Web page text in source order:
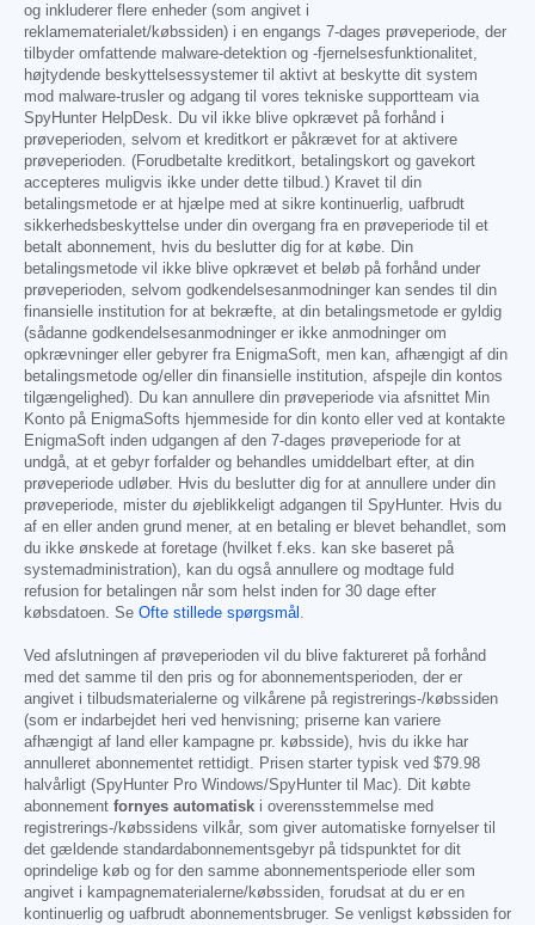
og inkluderer flere enheder (som angivet i
reklamematerialet/købssiden) i en engangs 7-dages prøveperiode, der
tilbyder omfattende malware-detektion og -fjernelsesfunktionalitet,
højtydende beskyttelsessystemer til aktivt at beskytte dit system
mod malware-trusler og adgang til vores tekniske supportteam via
SpyHunter HelpDesk. Du vil ikke blive opkrævet på forhånd i
prøveperioden, selvom et kreditkort er påkrævet for at aktivere
prøveperioden. (Forudbetalte kreditkort, betalingskort og gavekort
accepteres muligvis ikke under dette tilbud.) Kravet til din
betalingsmetode er at hjælpe med at sikre kontinuerlig, uafbrudt
sikkerhedsbeskyttelse under din overgang fra en prøveperiode til et
betalt abonnement, hvis du beslutter dig for at købe. Din
betalingsmetode vil ikke blive opkrævet et beløb på forhånd under
prøveperioden, selvom godkendelsesanmodninger kan sendes til din
finansielle institution for at bekræfte, at din betalingsmetode er gyldig
(sådanne godkendelsesanmodninger er ikke anmodninger om
opkrævninger eller gebyrer fra EnigmaSoft, men kan, afhængigt af din
betalingsmetode og/eller din finansielle institution, afspejle din kontos
tilgængelighed). Du kan annullere din prøveperiode via afsnittet Min
Konto på EnigmaSofts hjemmeside for din konto eller ved at kontakte
EnigmaSoft inden udgangen af den 7-dages prøveperiode for at
undgå, at et gebyr forfalder og behandles umiddelbart efter, at din
prøveperiode udløber. Hvis du beslutter dig for at annullere under din
prøveperiode, mister du øjeblikkeligt adgangen til SpyHunter. Hvis du
af en eller anden grund mener, at en betaling er blevet behandlet, som
du ikke ønskede at foretage (hvilket f.eks. kan ske baseret på
systemadministration), kan du også annullere og modtage fuld
refusion for betalingen når som helst inden for 30 dage efter
købsdatoen. Se Ofte stillede spørgsmål .
Ved afslutningen af prøveperioden vil du blive faktureret på forhånd
med det samme til den pris og for abonnementsperioden, der er
angivet i tilbudsmaterialerne og vilkårene på registrerings-/købssiden
(som er indarbejdet heri ved henvisning; priserne kan variere
afhængigt af land eller kampagne pr. købsside), hvis du ikke har
annulleret abonnementet rettidigt. Prisen starter typisk ved $79.98
halvårligt (SpyHunter Pro Windows/SpyHunter til Mac). Dit købte
abonnement fornyes automatisk i overensstemmelse med
registrerings-/købssidens vilkår, som giver automatiske fornyelser til
det gældende standardabonnementsgebyr på tidspunktet for dit
oprindelige køb og for den samme abonnementsperiode eller som
angivet i kampagnematerialerne/købssiden, forudsat at du er en
kontinuerlig og uafbrudt abonnementsbruger. Se venligst købssiden for